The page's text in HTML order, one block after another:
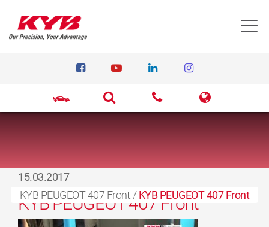
KYB PEUGEOT 407 Front /KYB PEUGEOT 407 Front
15.03.2017
KYB PEUGEOT 407 Front